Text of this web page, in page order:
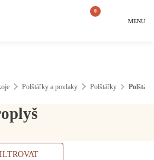
0
MENU
Polštářky a povlaky Polštářky